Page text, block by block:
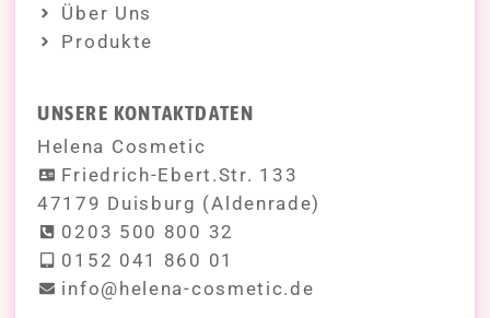
Über Uns
Produkte
UNSERE KONTAKTDATEN
Helena Cosmetic
Friedrich-Ebert.Str. 133
47179 Duisburg (Aldenrade)
0203 500 800 32
0152 041 860 01
info@helena-cosmetic.de